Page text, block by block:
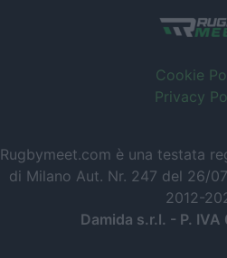
Cookie
Privacy
Rugbymeet.com è una testata
di Milano Aut. Nr. 247 del 26/
2012-
Damida s.r.l. - P.